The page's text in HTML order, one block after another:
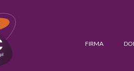
FIRMA